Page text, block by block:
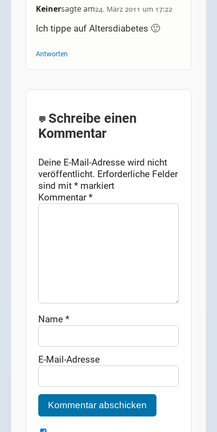
Keinersagte am24. März 2011 um 17:22
Ich tippe auf Altersdiabetes 🙂
Antworten
Schreibe einen
Kommentar
Deine E-Mail-Adresse wird nicht
veröffentlicht. Erforderliche Felder
sind mit* markiert
Kommentar*
Name*
E-Mail-Adresse